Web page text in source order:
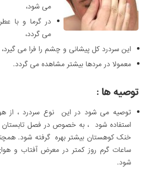
می شود،
در گرما و با
می گردد،
این سردرد کل پیشانی و چشم را فرا می گیرد،
معمولا در مردها بیشتر مشاهده می گردد.
توصیه ها :
توصیه می شود در این نوع سردرد ، از
استفاده شود ، به خصوص در فصل تابستان
خنک کوهستان بیشتر بهره گرفته شود.
ساعات گرم روز کمتر در معرض آفتاب و
شود.